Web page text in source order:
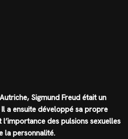
Sigmund Freud était un
a ensuite développé sa propre
l’importance des pulsions sexuelles
la personnalité.